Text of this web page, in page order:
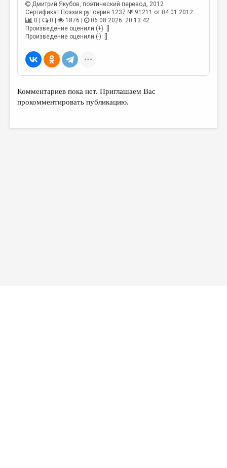
Дмитрий Якубов, поэтический перевод, 2012
Сертификат Поэзия.ру: серия 1237 № 91211 от 04.01.2012
0 |
0 | 1876 |
06.08.2026. 20:13:42
Произведение оценили (+): []
Произведение оценили (-): []
Комментариев пока нет. Приглашаем Вас
прокомментировать публикацию.